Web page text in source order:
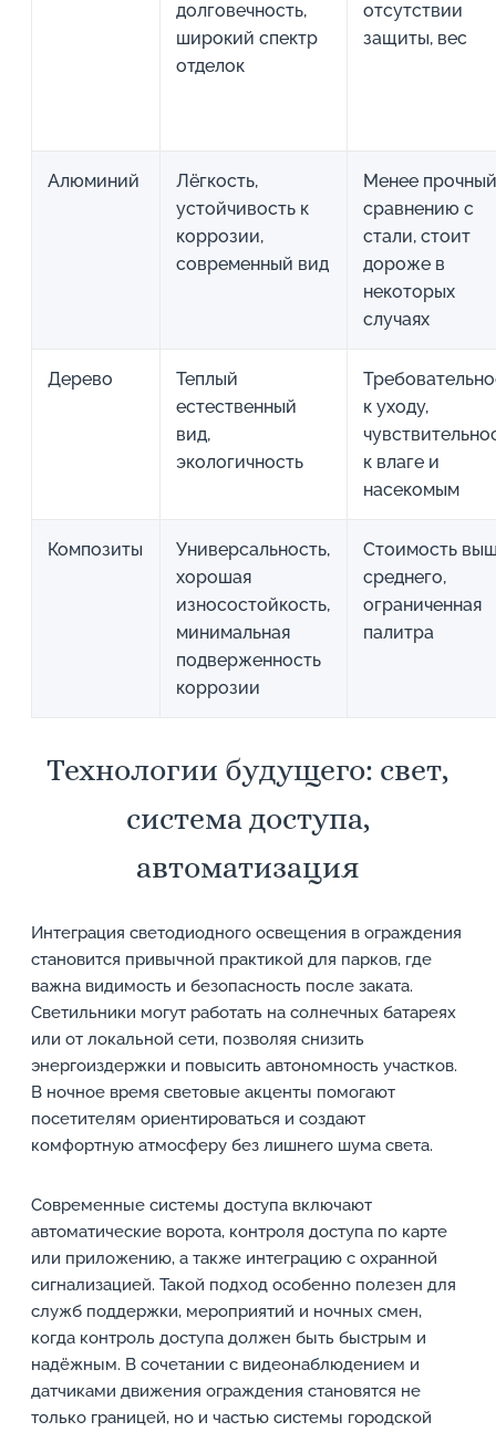
долговечность,
широкий спектр
отделок
отсутствии
защиты, вес
Алюминий
Лёгкость,
устойчивость к
коррозии,
современный вид
Менее
сравнению с
стали, стоит
дороже в
некоторых
случаях
Дерево
Теплый
естественный
вид,
экологичность
к уходу,
к влаге и
насекомым
Композиты
Универсальность,
хорошая
износостойкость,
минимальная
подверженность
коррозии
Стоимость
среднего,
ограниченная
палитра
Технологии будущего: свет,
система доступа,
автоматизация
Интеграция светодиодного освещения в ограждения
становится привычной практикой для парков, где
важна видимость и безопасность после заката.
Светильники могут работать на солнечных батареях
или от локальной сети, позволяя снизить
энергоиздержки и повысить автономность участков.
В ночное время световые акценты помогают
посетителям ориентироваться и создают
комфортную атмосферу без лишнего шума света.
Современные системы доступа включают
автоматические ворота, контроля доступа по карте
или приложению, а также интеграцию с охранной
сигнализацией. Такой подход особенно полезен для
служб поддержки, мероприятий и ночных смен,
когда контроль доступа должен быть быстрым и
надёжным. В сочетании с видеонаблюдением и
датчиками движения ограждения становятся не
только границей, но и частью системы городской